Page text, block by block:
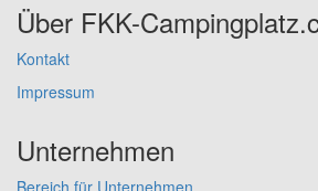
Über FKK-
Kontakt
Impressum
Unternehmen
Bereich für Unternehmen